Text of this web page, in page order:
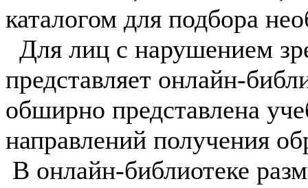
каталогом для подбора
Для лиц с нарушением
представляет онлайн-
обширно представлена
направлений получения
В онлайн-библиотеке